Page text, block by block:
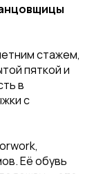
стажем,
пяткой и
в
с
Её обувь